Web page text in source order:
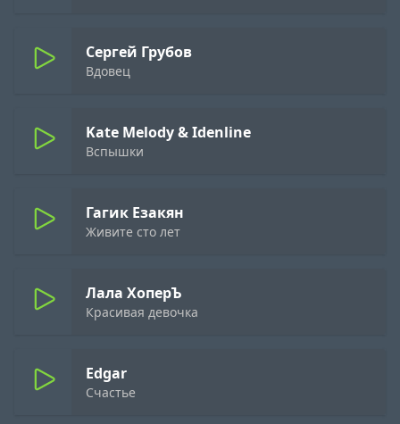
Сергей Грубов
Вдовец
Kate Melody & Idenline
Вспышки
Гагик Езакян
Живите сто лет
Лала ХоперЪ
Красивая девочка
Edgar
Счастье